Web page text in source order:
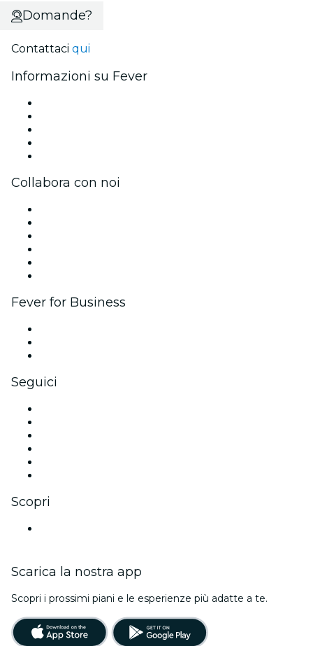
Domande?
Contattaci qui
Informazioni su Fever
Collabora con noi
Fever for Business
Seguici
Scopri
Scarica la nostra app
Scopri i prossimi piani e le esperienze più adatte a te.